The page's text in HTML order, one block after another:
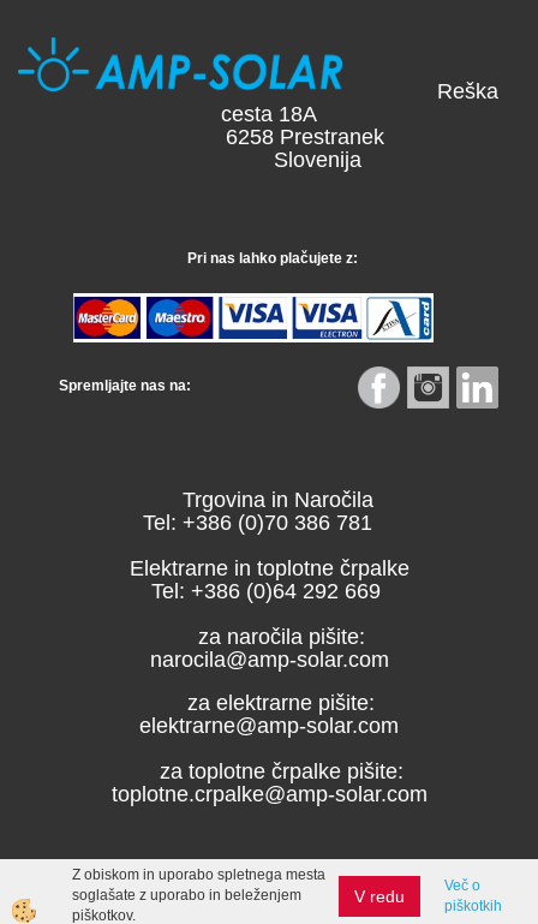
Reška
cesta 18A
6258 Prestranek
Slovenija
Pri nas lahko plačujete z:
Spremljajte nas na:
Trgovina in Naročila
Tel: +386 (0)70 386 781
Elektrarne in toplotne črpalke
Tel: +386 (0)64 292 669
za naročila pišite:
narocila@amp-solar.com
za elektrarne pišite:
elektrarne@amp-solar.com
za toplotne črpalke pišite:
toplotne.crpalke@amp-solar.com
Izdelava spletne trgovine
Z obiskom in uporabo spletnega mesta
soglašate z uporabo in beleženjem
piškotkov.
V redu
Več o
piškotkih